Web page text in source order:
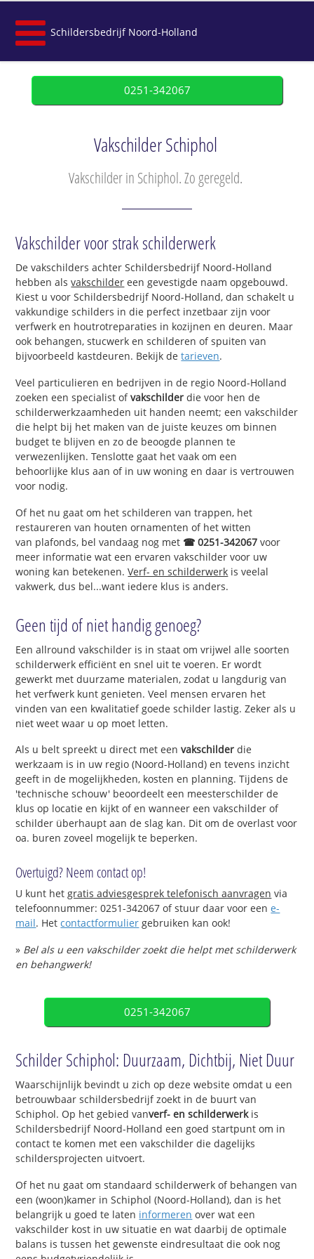
Schildersbedrijf Noord-Holland
0251-342067
Vakschilder Schiphol
Vakschilder in Schiphol. Zo geregeld.
Vakschilder voor strak schilderwerk
De vakschilders achter Schildersbedrijf Noord-Holland
hebben alsvakschilder een gevestigde naam opgebouwd.
Kiest u voor Schildersbedrijf Noord-Holland, dan schakelt u
vakkundige schilders in die perfect inzetbaar zijn voor
verfwerk en houtrotreparaties in kozijnen en deuren. Maar
ook behangen, stucwerk en schilderen of spuiten van
bijvoorbeeld kastdeuren. Bekijk detarieven.
Veel particulieren en bedrijven in de regio Noord-Holland
zoeken een specialist ofvakschilder die voor hen de
schilderwerkzaamheden uit handen neemt; een vakschilder
die helpt bij het maken van de juiste keuzes om binnen
budget te blijven en zo de beoogde plannen te
verwezenlijken. Tenslotte gaat het vaak om een
behoorlijke klus aan of in uw woning en daar is vertrouwen
voor nodig.
Of het nu gaat om het schilderen van trappen, het
restaureren van houten ornamenten of het witten
van plafonds, bel vandaag nog met ☎ 0251-342067 voor
meer informatie wat een ervaren vakschilder voor uw
woning kan betekenen.Verf- en schilderwerk is veelal
vakwerk, dus bel...want iedere klus is anders.
Geen tijd of niet handig genoeg?
Een allround vakschilder is in staat om vrijwel alle soorten
schilderwerk efficiënt en snel uit te voeren. Er wordt
gewerkt met duurzame materialen, zodat u langdurig van
het verfwerk kunt genieten. Veel mensen ervaren het
vinden van een kwalitatief goede schilder lastig. Zeker als u
niet weet waar u op moet letten.
Als u belt spreekt u direct met eenvakschilder die
werkzaam is in uw regio (Noord-Holland) en tevens inzicht
geeft in de mogelijkheden, kosten en planning. Tijdens de
'technische schouw' beoordeelt een meesterschilder de
klus op locatie en kijkt of en wanneer een vakschilder of
schilder überhaupt aan de slag kan. Dit om de overlast voor
oa. buren zoveel mogelijk te beperken.
Overtuigd? Neem contact op!
U kunt hetgratis adviesgesprek telefonisch aanvragen via
telefoonnummer: 0251-342067 of stuur daar voor eene-
mail. Hetcontactformulier gebruiken kan ook!
» Bel als u een vakschilder zoekt die helpt met schilderwerk
en behangwerk!
0251-342067
Schilder Schiphol: Duurzaam, Dichtbij, Niet Duur
Waarschijnlijk bevindt u zich op deze website omdat u een
betrouwbaar schildersbedrijf zoekt in de buurt van
Schiphol. Op het gebied vanverf- en schilderwerkis
Schildersbedrijf Noord-Holland een goed startpunt om in
contact te komen met een vakschilder die dagelijks
schildersprojecten uitvoert.
Of het nu gaat om standaard schilderwerk of behangen van
een (woon)kamer in Schiphol (Noord-Holland), dan is het
belangrijk u goed te laten informeren over wat een
vakschilder kost in uw situatie en wat daarbij de optimale
balans is tussen het gewenste eindresultaat die ook nog